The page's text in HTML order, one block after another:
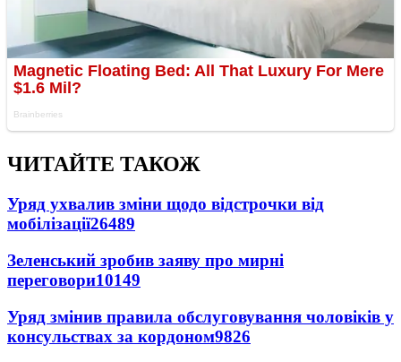
ЧИТАЙТЕ ТАКОЖ
Уряд ухвалив зміни щодо відстрочки від
мобілізації26489
Зеленський зробив заяву про мирні
переговори10149
Уряд змінив правила обслуговування чоловіків у
консульствах за кордоном9826